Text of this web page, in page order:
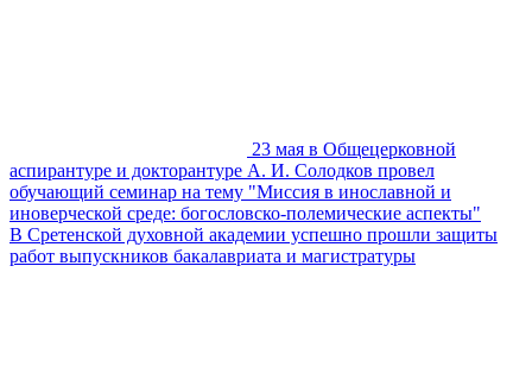
23 мая в Общецерковной
аспирантуре и докторантуре А. И. Солодков провел
обучающий семинар на тему "Миссия в инославной и
иноверческой среде: богословско-полемические аспекты"
В Сретенской духовной академии успешно прошли защиты
работ выпускников бакалавриата и магистратуры